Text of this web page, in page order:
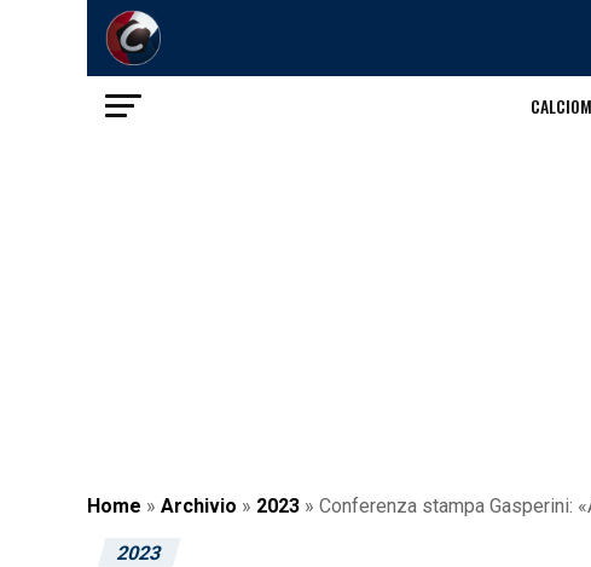
Home » Archivio » 2023 » Conferenza stampa Gasperini:
2023